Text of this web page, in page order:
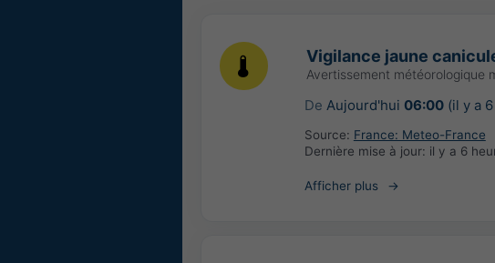
Vigilance jaune
Avertissement météorologique
De Aujourd'hui 06:00(il y a
Source: France: Meteo-France
Dernière mise à jour: il y a 6
Afficher plus